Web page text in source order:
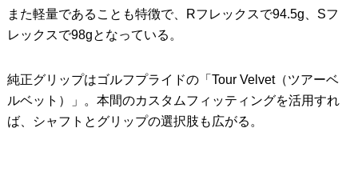
また軽量であることも特徴で、Rフレックスで94.5g、Sフ
レックスで98gとなっている。
純正グリップはゴルフプライドの「Tour Velvet（ツアーベ
ルベット）」。本間のカスタムフィッティングを活用すれ
ば、シャフトとグリップの選択肢も広がる。